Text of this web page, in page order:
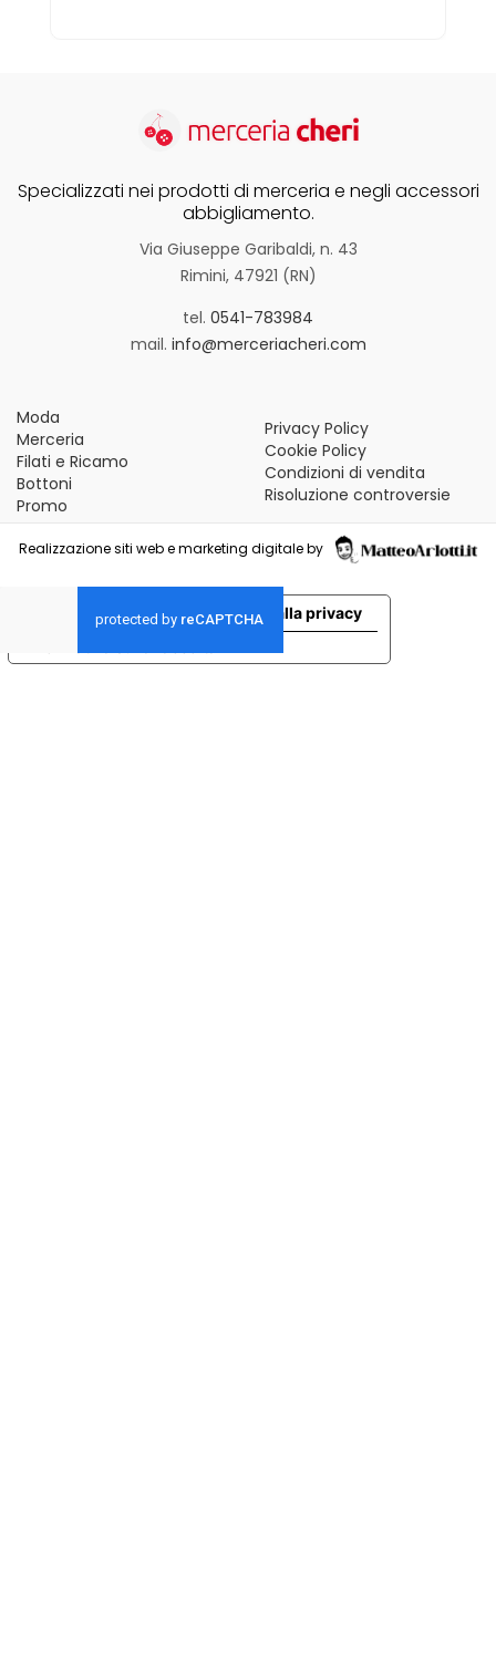
Specializzati nei prodotti di merceria e negli accessori
abbigliamento.
Via Giuseppe Garibaldi, n. 43
Rimini, 47921 (RN)
tel. 0541-783984
mail. info@merceriacheri.com
Moda
Merceria
Filati e Ricamo
Bottoni
Promo
Privacy Policy
Cookie Policy
Condizioni di vendita
Risoluzione controversie
Realizzazione siti web e marketing digitale by
Le tue preferenze relative alla privacy